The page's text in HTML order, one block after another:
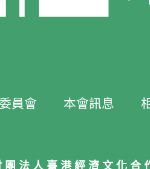
員會 本會訊息
團法人臺港經濟文化合